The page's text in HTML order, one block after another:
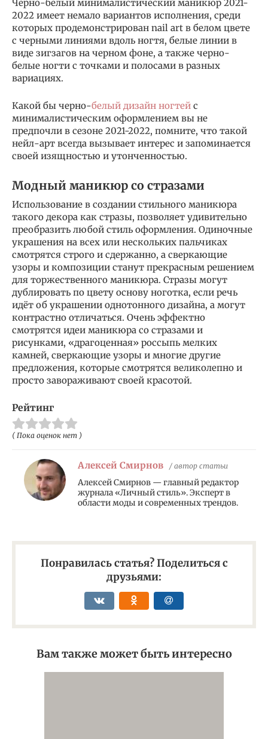
Черно-белый минималистический маникюр 2021-
2022 имеет немало вариантов исполнения, среди
которых продемонстрирован nail art в белом цвете
с черными линиями вдоль ногтя, белые линии в
виде зигзагов на черном фоне, а также черно-
белые ногти с точками и полосами в разных
вариациях.
Какой бы черно-белый дизайн ногтей с
минималистическим оформлением вы не
предпочли в сезоне 2021-2022, помните, что такой
нейл-арт всегда вызывает интерес и запоминается
своей изящностью и утонченностью.
Модный маникюр со стразами
Использование в создании стильного маникюра
такого декора как стразы, позволяет удивительно
преобразить любой стиль оформления. Одиночные
украшения на всех или нескольких пальчиках
смотрятся строго и сдержанно, а сверкающие
узоры и композиции станут прекрасным решением
для торжественного маникюра. Стразы могут
дублировать по цвету основу ноготка, если речь
идёт об украшении однотонного дизайна, а могут
контрастно отличаться. Очень эффектно
смотрятся идеи маникюра со стразами и
рисунками, «драгоценная» россыпь мелких
камней, сверкающие узоры и многие другие
предложения, которые смотрятся великолепно и
просто завораживают своей красотой.
Рейтинг
( Пока оценок нет )
Алексей Смирнов / автор статьи
Алексей Смирнов — главный редактор
журнала «Личный стиль». Эксперт в
области моды и современных трендов.
Понравилась статья? Поделиться с
друзьями:
Вам также может быть интересно